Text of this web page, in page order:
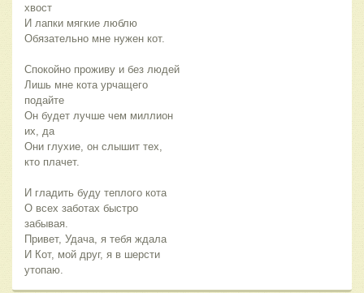
хвост
И лапки мягкие люблю
Обязательно мне нужен кот.
Спокойно проживу и без людей
Лишь мне кота урчащего
подайте
Он будет лучше чем миллион
их, да
Они глухие, он слышит тех,
кто плачет.
И гладить буду теплого кота
О всех заботах быстро
забывая.
Привет, Удача, я тебя ждала
И Кот, мой друг, я в шерсти
утопаю.